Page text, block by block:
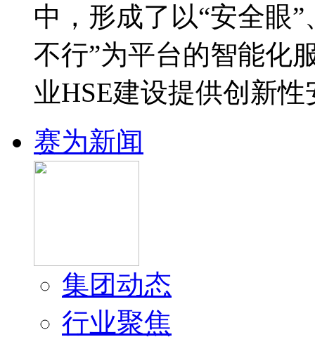
中，形成了以“安全眼
不行”为平台的智能化
业HSE建设提供创新
赛为新闻
集团动态
行业聚焦